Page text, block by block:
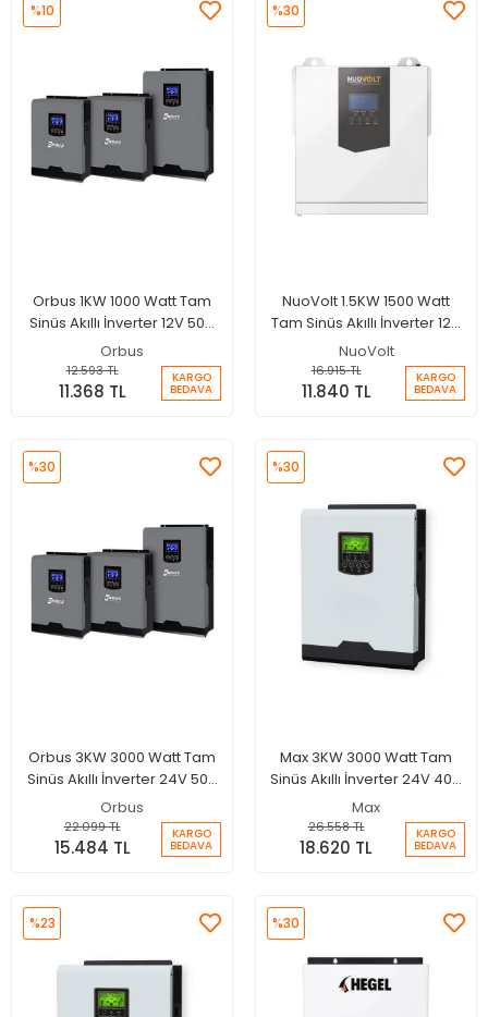
Orbus 1KW 1000 Watt Tam
Sinüs Akıllı İnverter 12V 50A
Şarjlı İnverter
Orbus
%10
12.593 TL
11.368 TL
KARGO
BEDAVA
NuoVolt 1.5KW 1500 Watt
Tam Sinüs Akıllı İnverter 12V
100A MPPT Şarjlı İnverter
NuoVolt
%30
16.915 TL
11.840 TL
KARGO
BEDAVA
Orbus 3KW 3000 Watt Tam
Sinüs Akıllı İnverter 24V 50A
Şarjlı İnverter
Orbus
%30
22.099 TL
15.484 TL
KARGO
BEDAVA
Max 3KW 3000 Watt Tam
Sinüs Akıllı İnverter 24V 40A
MPPT Şarjlı İnverter
Max
%30
26.558 TL
18.620 TL
KARGO
BEDAVA
%23 %30